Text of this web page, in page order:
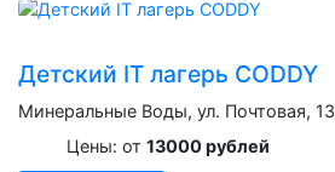
Детский IT лагерь CODDY
Минеральные Воды, ул. Почтовая, 13
Цены: от 13000 рублей